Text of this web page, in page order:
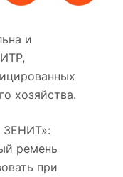
и
хозяйства.
ЗЕНИТ»:
ремень
при